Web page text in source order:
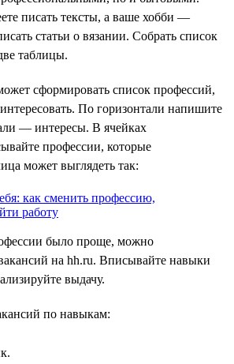
писать тексты, а ваше хобби —
статьи о вязании. Собрать список
таблицы.
сформировать список профессий,
По горизонтали напишите
— интересы. В ячейках
профессии, которые
может выглядеть так:
было проще, можно
на hh.ru. Вписывайте навыки
выдачу.
по навыкам: